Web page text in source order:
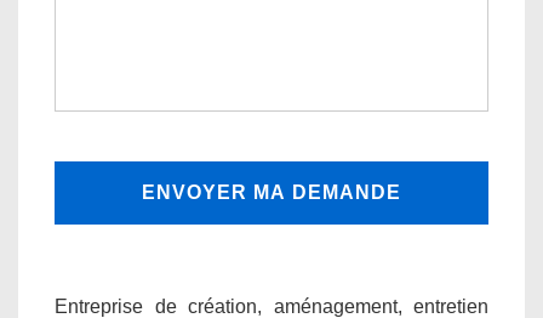
Entreprise de création, aménagement, entretien